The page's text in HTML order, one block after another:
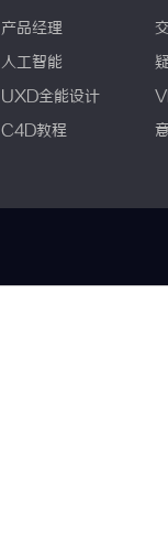
产品经理
人工智能
UXD全能设计
C4D教程